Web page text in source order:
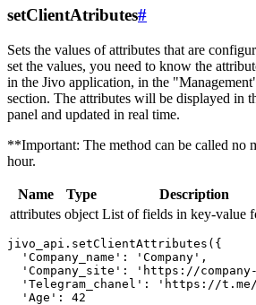
setClientAtributes#
Sets the values ​​of attributes that are
set the values, you need to know the
in the Jivo application, in the
section. The attributes will be displayed in
panel and updated in real time.
**Important: The method can be called no
hour.
Name Type
Description
attributes object List of fields in key-value
jivo_api.setClientAttributes({
  'Company_name': 'Company',
'Company_site': 'https://
'Telegram_chanel': 'https://
  'Age': 42